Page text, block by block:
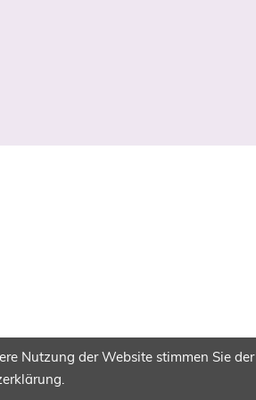
Nutzung der Website stimmen Sie